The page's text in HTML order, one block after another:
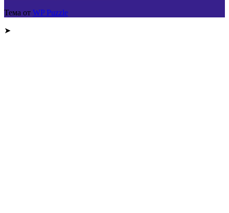
Тема от WP Puzzle
➤